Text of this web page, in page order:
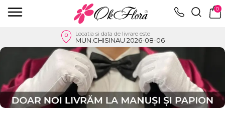
0
Locatia si data de livrare este
MUN.CHISINAU 2026-08-06